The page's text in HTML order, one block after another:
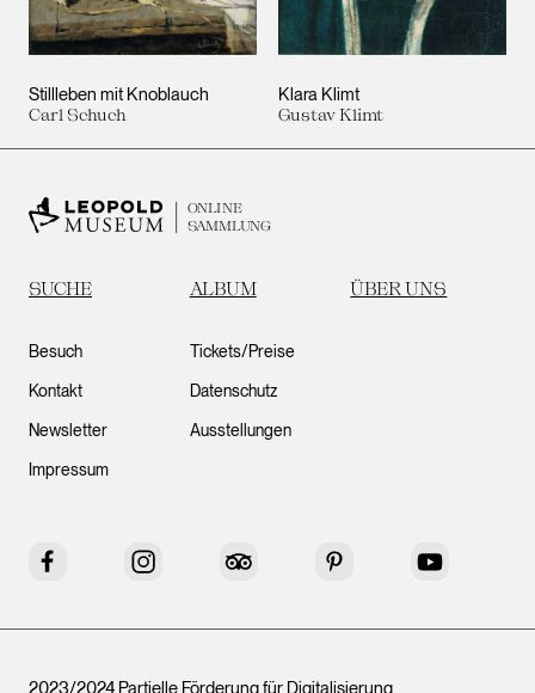
Stillleben mit Knoblauch
Carl Schuch
Klara Klimt
Gustav Klimt
ONLINE
SAMMLUNG
SUCHE ALBUM ÜBER UNS
Besuch
Kontakt
Newsletter
Impressum
Tickets/Preise
Datenschutz
Ausstellungen
Facebook Instagram Tripadvisor Pinterest YouTube
2023/2024 Partielle Förderung für Digitalisierung